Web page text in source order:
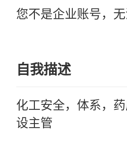
您不是企业账号，
自我描述
化工安全，体系，
设主管